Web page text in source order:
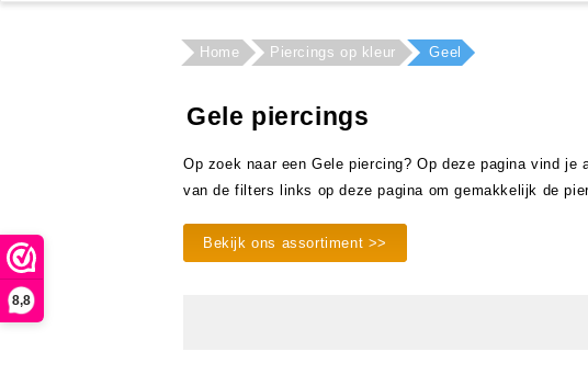
8,8
Home Piercings op kleur Geel
Gele piercings
Op zoek naar een Gele piercing? Op deze pagina vind
van de filters links op deze pagina om gemakkelijk de
Bekijk ons assortiment >>